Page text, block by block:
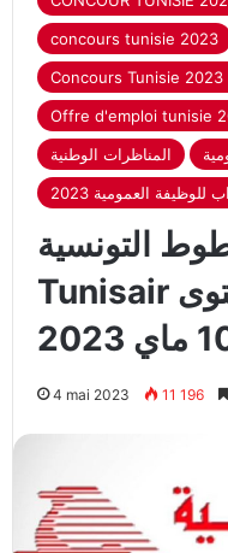
concours tunisie 2023
Concours Tunisie 2023
Offre d'emploi tunisie
المناظرات الوطنية
للوظيفة العمومية 2023
التونسية
Tunisair لإنتداب أعوان مستوى
4 mai 2023 11 196